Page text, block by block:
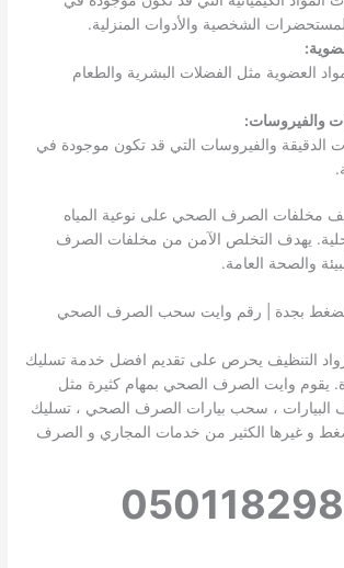
الشخصية والأدوات المنزلية.
العضوية مثل الفضلات البشرية والطعام
والفيروسات:
الدقيقة والفيروسات التي قد تكون موجودة في
مخلفات الصرف الصحي على نوعية المياه
يهدف التخلص الآمن من مخلفات الصرف
والصحة العامة.
بجدة | رقم وايت سحب الصرف الصحي
التنظيف يحرص على تقديم افضل خدمة تسليك
يقوم وايت الصرف الصحي بمهام كثيرة مثل
البيارات ، سحب بيارات الصرف الصحي ، تسليك
و غيرها الكثير من خدمات المجاري و الصرف